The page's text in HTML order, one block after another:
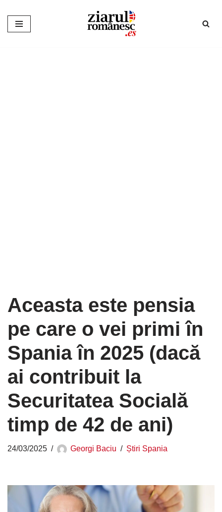
Sari
Aceasta este pensia
pe care o vei primi în
Spania în 2025 (dacă
ai contribuit la
Securitatea Socială
timp de 42 de ani)
24/03/2025 Georgi Baciu Știri Spania